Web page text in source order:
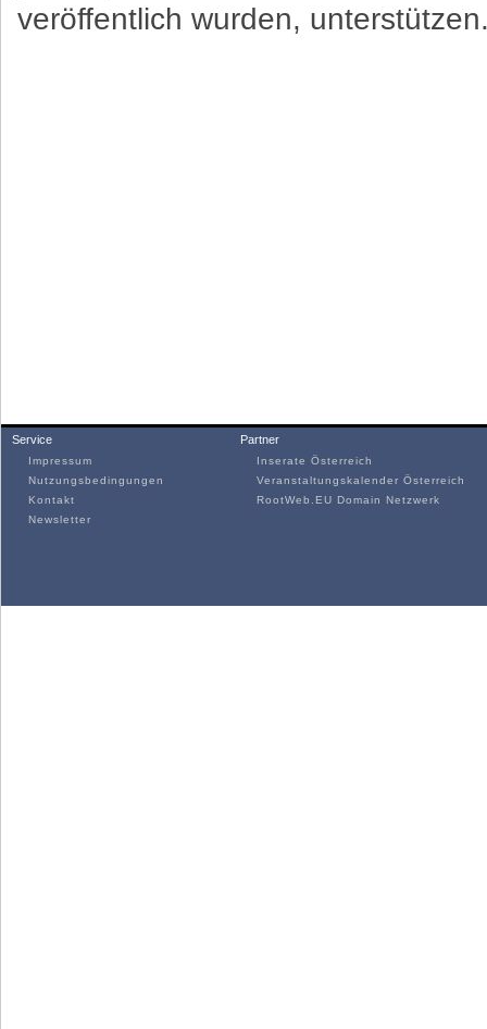
veröffentlich wurden,
Service
Impressum
Nutzungsbedingungen
Kontakt
Newsletter
Partner
Inserate Österreich
Veranstaltungskalender Österreich
RootWeb.EU Domain Netzwerk